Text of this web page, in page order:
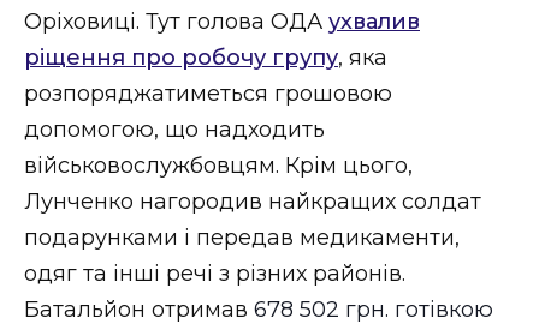
Стиль життя
Втрачений Ужгород
Втрачений Ужгород (відеоверсія)
ЗАКАРПАТСЬКІ НОВИНИ
Оріховиці. Тут голова ОДА ухвалив
ріщення про робочу групу, яка
розпоряджатиметься грошовою
допомогою, що надходить
військовослужбовцям. Крім цього,
Лунченко нагородив найкращих солдат
подарунками і передав медикаменти,
одяг та інші речі з різних районів.
Батальйон отримав 678 502 грн. готівкою